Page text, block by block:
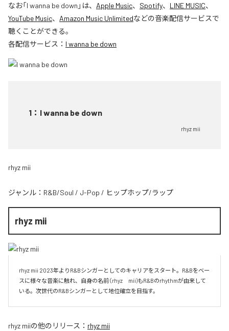
なお「I wanna be down 」は、 Apple Music、 Spotify、 LINE MUSIC、
YouTube Music、 Amazon Music Unlimitedなどの音楽配信サービスで
聴くことができる。
各配信サービス： I wanna be down
1 ： I wanna be down
rhyz mii
rhyz mii
ジャンル： R&B/Soul / J-Pop / ヒップホップ/ラップ
rhyz mii
rhyz mii 2023年よりR&Bシンガーとしてのキャリアをスタート。R&Bをベー
スに様々な音楽に触れ、自身の名前（rhyz　mii)もR&Bのrhythmが由来して
いる。次世代のR&Bシンガーとして地位確立を目指す。
rhyz miiの他のリリース： rhyz mii